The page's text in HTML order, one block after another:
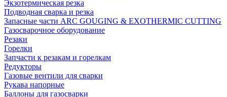
Экзотермическая резка
Подводная сварка и резка
Запасные части ARC GOUGING & EXOTHERMIC CUTTING
Газосварочное оборудование
Резаки
Горелки
Запчасти к резакам и горелкам
Редукторы
Газовые вентили для сварки
Рукава напорные
Баллоны для газосварки